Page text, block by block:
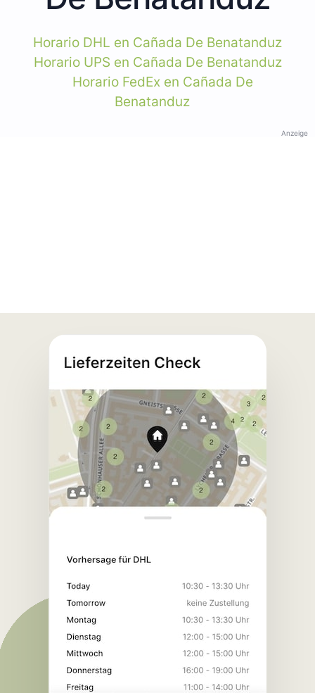
Horario DHL en Cañada De Benatanduz
Horario UPS en Cañada De Benatanduz
Horario FedEx en Cañada De
Benatanduz
Anzeige